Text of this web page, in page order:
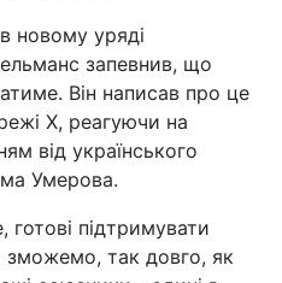
новому уряді
запевнив, що
Він написав про це
X, реагуючи на
від українського
Умерова.
готові підтримувати
зможемо, так довго, як